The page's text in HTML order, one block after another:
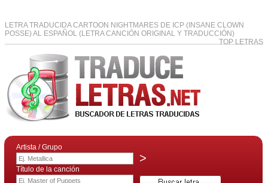
LETRA TRADUCIDA CARTOON NIGHTMARES DE ICP (INSANE CLOWN
POSSE) AL ESPAÑOL (LETRA CANCIÓN ORIGINAL Y TRADUCCIÓN)
TOP LETRAS
Artista / Grupo
>
Título de la canción